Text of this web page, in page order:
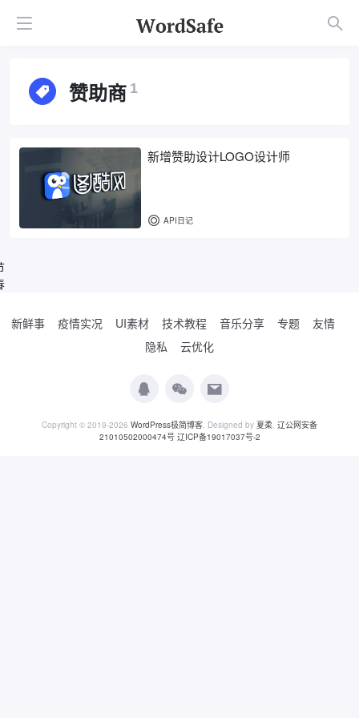
赞助商 1
新增赞助设计LOGO设计师
API日记
新鲜事 疫情实况 UI素材 技术教程 音乐分享 专题
友情
隐私
云优化
Copyright © 2019-2026 WordPress极简博客. Designed by 夏柔. 辽公网安备
21010502000474号 辽ICP备19017037号-2